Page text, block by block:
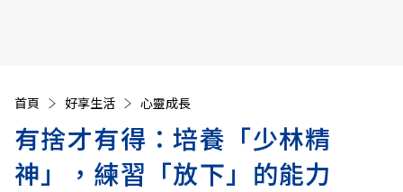
首頁 好享生活 心靈成長
有捨才有得：培養「少林精
神」，練習「放下」的能力